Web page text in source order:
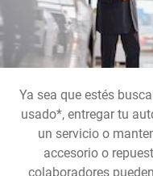
Ya sea que estés
usado*, entregar tu
un servicio o
accesorio o
colaboradores